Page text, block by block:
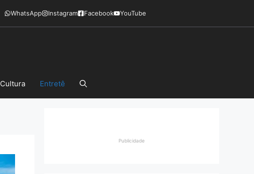
WhatsApp Instagram Facebook YouTube
Cultura Entretê
Publicidade